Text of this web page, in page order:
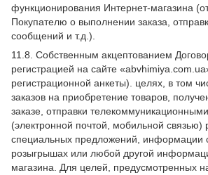
функционирования Интернет-магазина
Покупателю о выполнении заказа,
сообщений и т.д.).
11.8. Собственным акцептованием
регистрацией на сайте
регистрационной анкеты). целях, в том
заказов на приобретение товаров,
заказе, отправки
(электронной почтой, мобильной связью)
специальных предложений, информации
розыгрышах или любой другой
магазина. Для целей, предусмотренных